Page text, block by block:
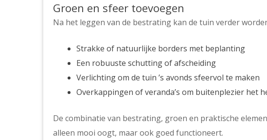
Groen en sfeer toevoegen
Na het leggen van de bestrating kan de tuin verder
Strakke of natuurlijke borders met beplanting
Een robuuste schutting of afscheiding
Verlichting om de tuin ’s avonds sfeervol te maken
Overkappingen of veranda’s om buitenplezier het
De combinatie van bestrating, groen en praktische
alleen mooi oogt, maar ook goed functioneert.